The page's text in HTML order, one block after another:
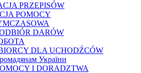
PRZEPISÓW
POMOCY
DARÓW
DLA UCHODŹCÓW
України
I DORADZTWA